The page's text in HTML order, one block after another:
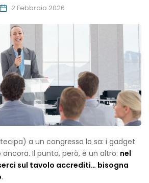
2 Febbraio 2026
a un congresso lo sa: i gadget
ancora. Il punto, però, è un altro: nel
sul tavolo accrediti… bisogna
.